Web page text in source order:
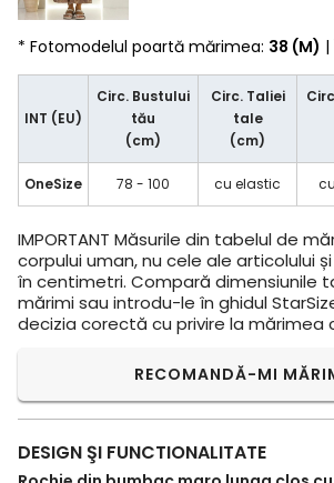
* Fotomodelul poartă mărimea: 38 (M)
INT (EU)
Circ. Bustului
tău
(cm)
Circ. Taliei
tale
(cm)
OneSize 78 - 100 cu elastic
IMPORTANT Măsurile din tabelul de
corpului uman, nu cele ale articolului
în centimetri. Compară dimensiunile
mărimi sau introdu-le în ghidul
decizia corectă cu privire la mărimea
RECOMANDĂ-MI
DESIGN ŞI FUNCTIONALITATE